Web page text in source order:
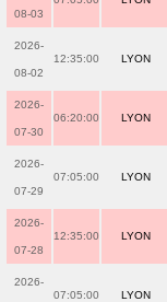
08-03
2026-
08-02
12:35:00 LYON
2026-
07-30
06:20:00 LYON
2026-
07-29
07:05:00 LYON
2026-
07-28
12:35:00 LYON
2026-
07:05:00 LYON